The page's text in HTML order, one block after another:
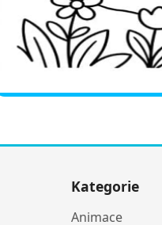
Kategorie
Animace